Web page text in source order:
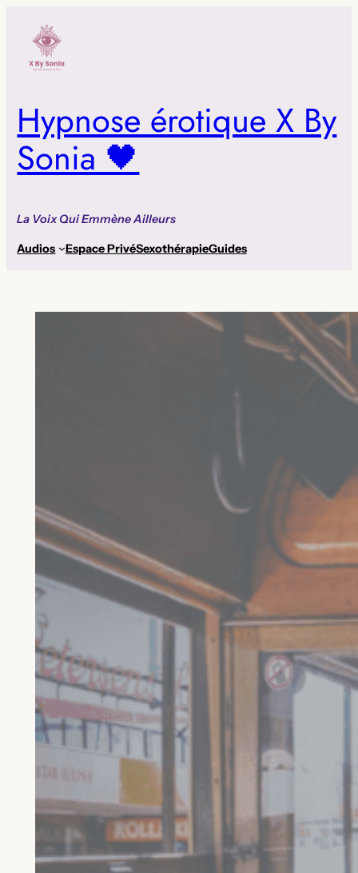
contenu
Hypnose érotique X By
Sonia 🖤
La Voix Qui Emmène Ailleurs
Audios Espace PrivéSexothérapieGuides